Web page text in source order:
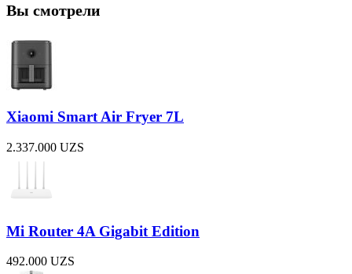
Вы смотрели
Xiaomi Smart Air Fryer 7L
2.337.000 UZS
Mi Router 4A Gigabit Edition
492.000 UZS